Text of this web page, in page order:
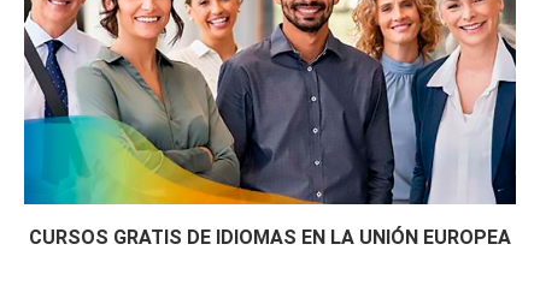
CURSOS GRATIS DE IDIOMAS EN LA UNIÓN EUROPEA